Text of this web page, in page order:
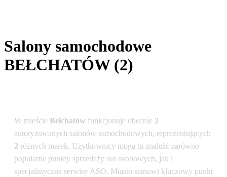
Salony samochodowe
BEŁCHATÓW (2)
W mieście Bełchatów funkcjonuje obecnie 2
autoryzowanych salonów samochodowych, reprezentujących
2 różnych marek. Użytkownicy mogą tu znaleźć zarówno
popularne punkty sprzedaży aut osobowych, jak i
specjalistyczne serwisy ASO. Miasto stanowi kluczowy punkt